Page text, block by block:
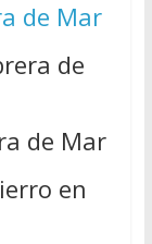
de Mar
de
de Mar
en